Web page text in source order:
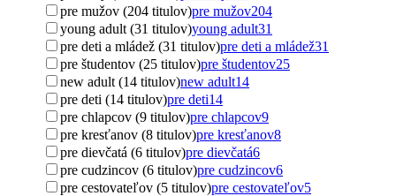
pre mužov (204 titulov)pre mužov204
young adult (31 titulov)young adult31
pre deti a mládež (31 titulov)pre deti a mládež31
pre študentov (25 titulov)pre študentov25
new adult (14 titulov)new adult14
pre deti (14 titulov)pre deti14
pre chlapcov (9 titulov)pre chlapcov9
pre kresťanov (8 titulov)pre kresťanov8
pre dievčatá (6 titulov)pre dievčatá6
pre cudzincov (6 titulov)pre cudzincov6
pre cestovateľov (5 titulov)pre cestovateľov5